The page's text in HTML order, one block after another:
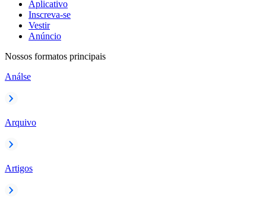
Aplicativo
Inscreva-se
Vestir
Anúncio
Nossos formatos principais
Análse
Arquivo
Artigos